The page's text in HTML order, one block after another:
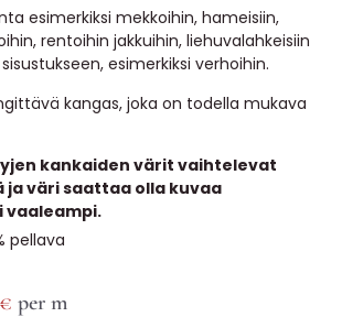
esimerkiksi mekkoihin, hameisiin,
rentoihin jakkuihin, liehuvalahkeisiin
esimerkiksi verhoihin.
kangas, joka on todella mukava
kankaiden värit vaihtelevat
ja väri saattaa olla kuvaa
pellava
€ per m